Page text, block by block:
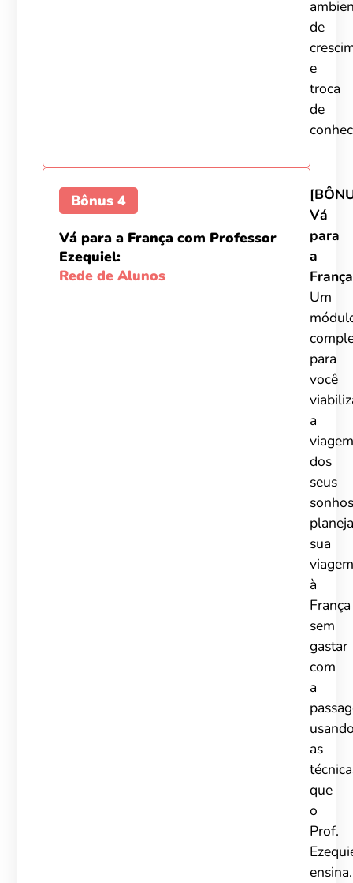
de
e
troca
de
Bônus 4
Vá para a França com Professor
Ezequiel:
Rede de Alunos
Vá
para
a
França
Um
para
você
a
viagem
dos
seus
sua
viagem
à
França
sem
gastar
com
a
as
que
o
Prof.
ensina.